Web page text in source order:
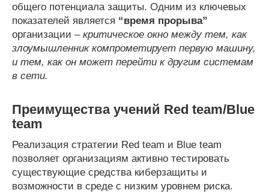
общего потенциала защиты. Одним из ключевых
показателей является “время прорыва”
организации – критическое окно между тем, как
злоумышленник компрометирует первую машину,
и тем, как он может перейти к другим системам
в сети.
Преимущества учений Red team/Blue
team
Реализация стратегии Red team и Blue team
позволяет организациям активно тестировать
существующие средства киберзащиты и
возможности в среде с низким уровнем риска.